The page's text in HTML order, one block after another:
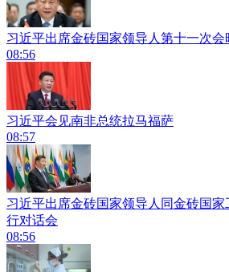
习近平出席金砖国家领导人第十一次
08:56
习近平会见南非总统拉马福萨
08:57
习近平出席金砖国家领导人同金砖国
行对话会
08:56